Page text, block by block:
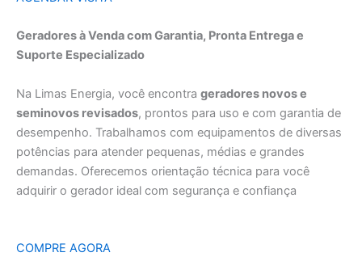
Geradores à Venda com Garantia, Pronta Entrega e
Suporte Especializado
Na Limas Energia, você encontra geradores novos e
seminovos revisados, prontos para uso e com garantia de
desempenho. Trabalhamos com equipamentos de diversas
potências para atender pequenas, médias e grandes
demandas. Oferecemos orientação técnica para você
adquirir o gerador ideal com segurança e confiança
COMPRE AGORA